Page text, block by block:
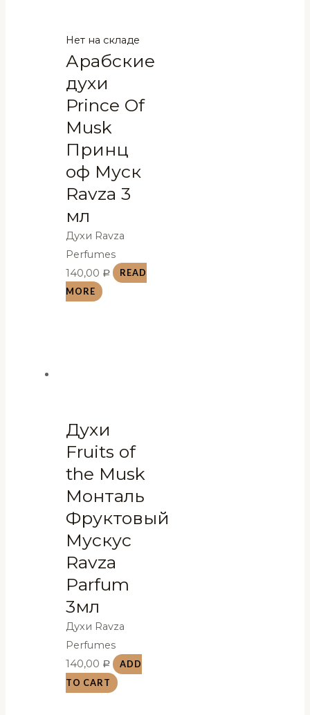
Нет на складе
Арабские
духи
Prince Of
Musk
Принц
оф Муск
Ravza 3
мл
Духи Ravza
Perfumes
140,00 Р
READ
MORE
Духи
Fruits of
the Musk
Монталь
Фруктовый
Мускус
Ravza
Parfum
3мл
Духи Ravza
Perfumes
140,00 Р
ADD
TO CART